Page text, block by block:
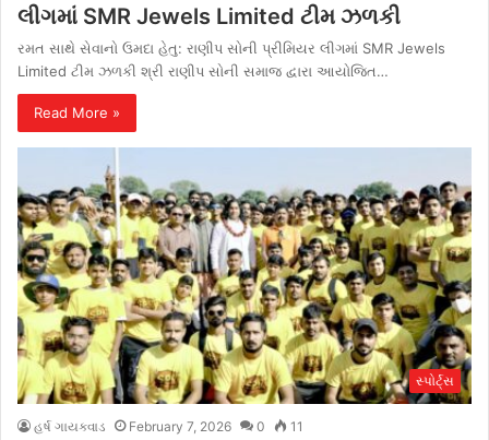
લીગમાં SMR Jewels Limited ટીમ ઝળકી
રમત સાથે સેવાનો ઉમદા હેતુ: રાણીપ સોની પ્રીમિયર લીગમાં SMR Jewels
Limited ટીમ ઝળકી શ્રી રાણીપ સોની સમાજ દ્વારા આયોજિત…
Read More »
સ્પોર્ટ્સ
હર્ષ ગાયક્વાડ February 7, 2026 0 11